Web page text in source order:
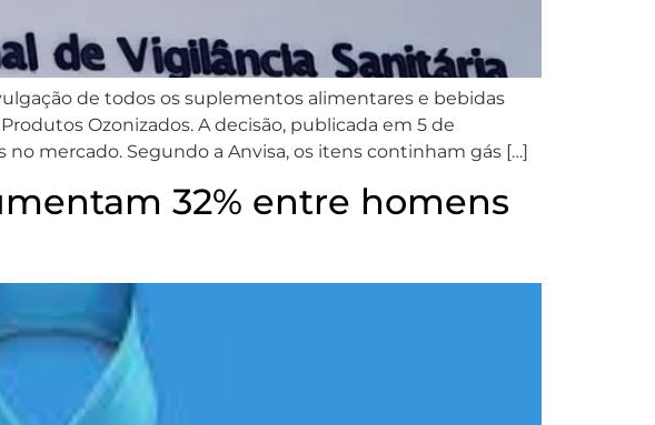
de todos os suplementos alimentares e bebidas
Ozonizados. A decisão, publicada em 5 de
mercado. Segundo a Anvisa, os itens continham gás […]
32% entre homens